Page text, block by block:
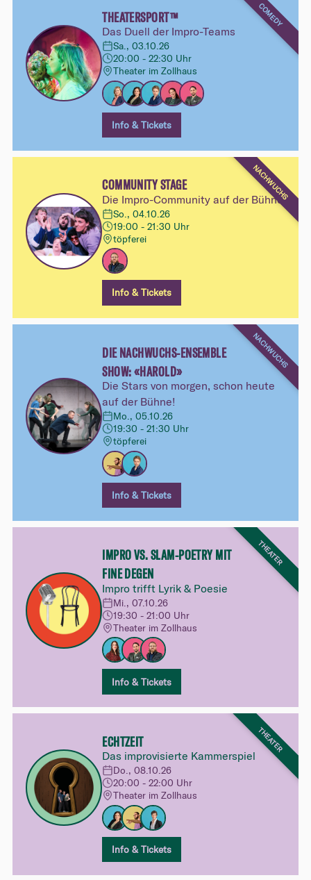
COMEDY
THEATERSPORT™
Das Duell der Impro-Teams
Sa., 03.10.26
20:00 - 22:30 Uhr
Theater im Zollhaus
Info & Tickets
NACHWUCHS
COMMUNITY STAGE
Die Impro-Community auf der Bühne
So., 04.10.26
19:00 - 21:30 Uhr
töpferei
Info & Tickets
NACHWUCHS
DIE NACHWUCHS-ENSEMBLE
SHOW: «HAROLD»
Die Stars von morgen, schon heute
auf der Bühne!
Mo., 05.10.26
19:30 - 21:30 Uhr
töpferei
Info & Tickets
THEATER
IMPRO VS. SLAM-POETRY MIT
FINE DEGEN
Impro trifft Lyrik & Poesie
Mi., 07.10.26
19:30 - 21:00 Uhr
Theater im Zollhaus
Info & Tickets
THEATER
ECHTZEIT
Das improvisierte Kammerspiel
Do., 08.10.26
20:00 - 22:00 Uhr
Theater im Zollhaus
Info & Tickets